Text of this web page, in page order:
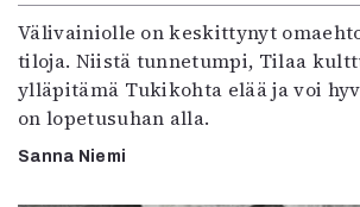
Välivainiolle on keskittynyt
tiloja. Niistä tunnetumpi, Tilaa
ylläpitämä Tukikohta elää ja voi
on lopetusuhan alla.
Sanna Niemi